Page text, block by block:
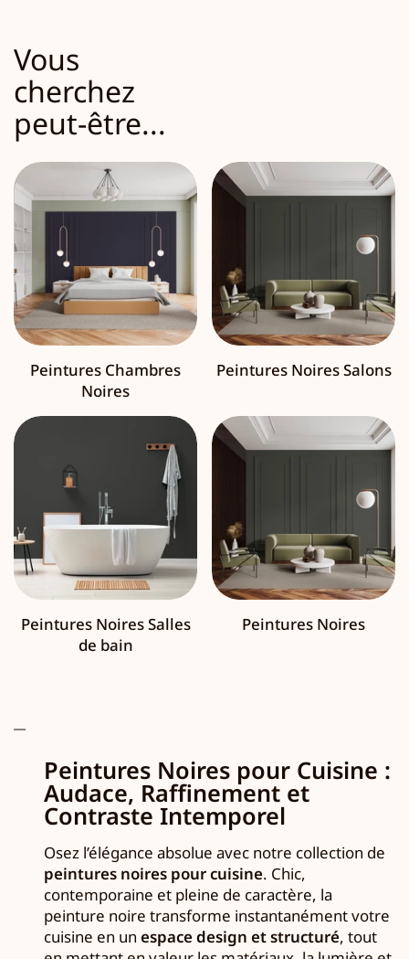
Vous
cherchez
peut-être...
Peintures Chambres
Noires
Peintures Noires Salons
Peintures Noires Salles
de bain
Peintures Noires
Peintures Noires pour Cuisine :
Audace, Raffinement et
Contraste Intemporel
Osez l’élégance absolue avec notre collection de
peintures noires pour cuisine. Chic,
contemporaine et pleine de caractère, la
peinture noire transforme instantanément votre
cuisine en un espace design et structuré, tout